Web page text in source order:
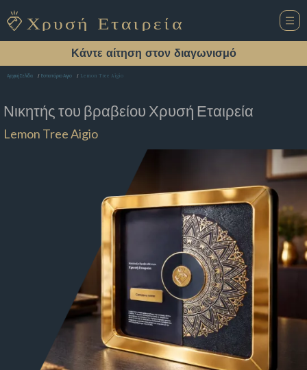
Κάντε αίτηση στον διαγωνισμό
Αρχική Σελίδα Εστιατόριο Αιγιο Lemon Tree Aigio
Νικητής του βραβείου Χρυσή Εταιρεία
Lemon Tree Aigio